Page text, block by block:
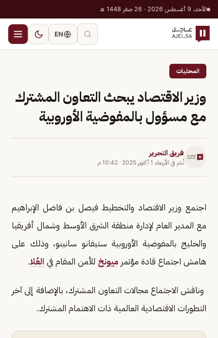
الأحد، 9 أغسطس 2026 · 26 صفر 1448 هـ
EN
المحليات
وزير الاقتصاد يبحث التعاون المشترك
مع مسؤول بالمفوضية الأوروبية
فريق التحرير
نُشر في الأربعاء 1 أكتوبر 2025 · 10:42 م
اجتمع وزير الاقتصاد والتخطيط فيصل بن فاضل الإبراهيم
مع المدير العام لإدارة منطقة الشرق الأوسط وشمال أفريقيا
والخليج بالمفوضية الأوروبية ستيفانو سانينو، وذلك على
هامش اجتماع قادة مؤتمر ميونخ للأمن المقام في العُلا.
وناقش الاجتماع مجالات التعاون المشترك، بالإضافة إلى آخر
التطورات الاقتصادية العالمية ذات الاهتمام المشترك.